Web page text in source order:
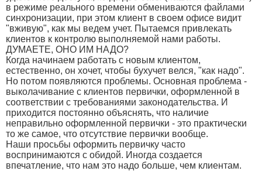
в режиме реального времени обмениваются файлами
синхронизации, при этом клиент в своем офисе видит
"вживую", как мы ведем учет. Пытаемся привлекать
клиентов к контролю выполняемой нами работы.
ДУМАЕТЕ, ОНО ИМ НАДО?
Когда начинаем работать с новым клиентом,
естественно, он хочет, чтобы бухучет велся, "как надо".
Но потом появляются проблемы. Основная проблема -
выколачивание с клиентов первички, оформленной в
соответствии с требованиями законодательства. И
приходится постоянно объяснять, что наличие
неправильно оформленной первички - это практически
то же самое, что отсутствие первички вообще.
Наши просьбы оформить первичку часто
воспринимаются с обидой. Иногда создается
впечатление, что нам это надо больше, чем клиентам.